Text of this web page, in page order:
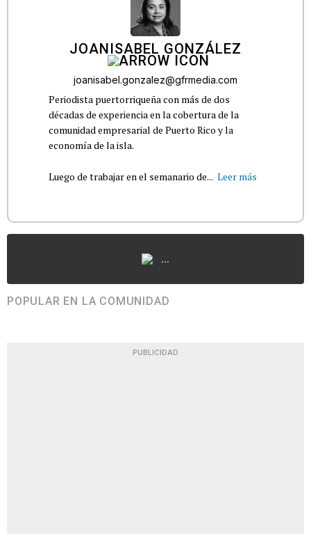
JOANISABEL GONZÁLEZ
joanisabel.gonzalez@gfrmedia.com
Periodista puertorriqueña con más de dos
décadas de experiencia en la cobertura de la
comunidad empresarial de Puerto Rico y la
economía de la isla.
Luego de trabajar en el semanario de... Leer más
...
POPULAR EN LA COMUNIDAD
PUBLICIDAD